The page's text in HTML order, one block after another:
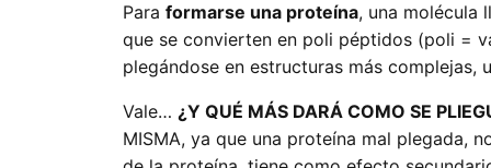
Para formarse una proteína, una molécula
que se convierten en poli péptidos (poli =
plegándose en estructuras más
Vale… ¿Y QUÉ MÁS DARÁ COMO SE
MISMA, ya que una proteína mal plegada,